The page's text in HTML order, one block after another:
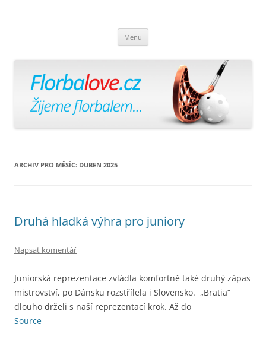
Menu
webu
ARCHIV PRO MĚSÍC: DUBEN 2025
Druhá hladká výhra pro juniory
Napsat komentář
Juniorská reprezentace zvládla komfortně také druhý zápas
mistrovství, po Dánsku rozstřílela i Slovensko. „Bratia“
dlouho drželi s naší reprezentací krok. Až do
Source